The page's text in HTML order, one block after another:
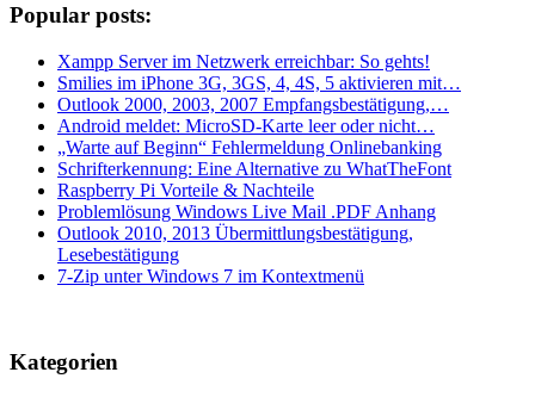
Popular posts:
Xampp Server im Netzwerk erreichbar: So gehts!
Smilies im iPhone 3G, 3GS, 4, 4S, 5 aktivieren mit…
Outlook 2000, 2003, 2007 Empfangsbestätigung,…
Android meldet: MicroSD-Karte leer oder nicht…
„Warte auf Beginn“ Fehlermeldung Onlinebanking
Schrifterkennung: Eine Alternative zu WhatTheFont
Raspberry Pi Vorteile & Nachteile
Problemlösung Windows Live Mail .PDF Anhang
Outlook 2010, 2013 Übermittlungsbestätigung,
Lesebestätigung
7-Zip unter Windows 7 im Kontextmenü
Kategorien